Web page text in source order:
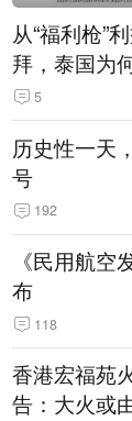
从“福利枪”
拜，泰国为
5
历史性一天
号
192
《民用航空
布
118
香港宏福苑
告：大火或